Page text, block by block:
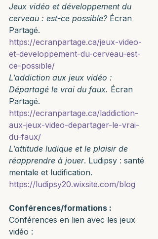
Jeux vidéo et développement du
cerveau : est-ce possible? Écran
Partagé.
https://ecranpartage.ca/jeux-video-
et-developpement-du-cerveau-est-
ce-possible/
L’addiction aux jeux vidéo :
Départagé le vrai du faux. Écran
Partagé.
https://ecranpartage.ca/laddiction-
aux-jeux-video-departager-le-vrai-
du-faux/
L’attitude ludique et le plaisir de
réapprendre à jouer. Ludipsy : santé
mentale et ludification.
https://ludipsy20.wixsite.com/blog
Conférences/formations :
Conférences en lien avec les jeux
vidéo :